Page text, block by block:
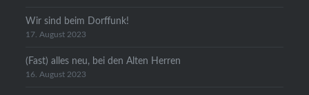
Wir sind beim Dorffunk!
17. August 2023
(Fast) alles neu, bei den Alten Herren
16. August 2023